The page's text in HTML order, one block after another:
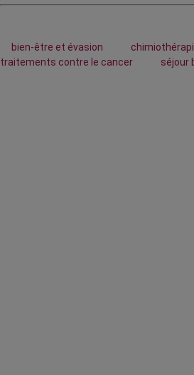
bien-être et évasion
traitements contre le cancer
séjour